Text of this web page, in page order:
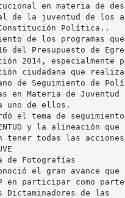
en materia de
de la juventud de los
Política..
de los programas
del Presupuesto de
2014, especialmente
ciudadana que
de Seguimiento de
en Materia de Juventud
uno de ellos.
el tema de seguimiento
y la alineación que
tener todas las
de Fotografías
el gran avance
en participar como
Dictaminadores de las